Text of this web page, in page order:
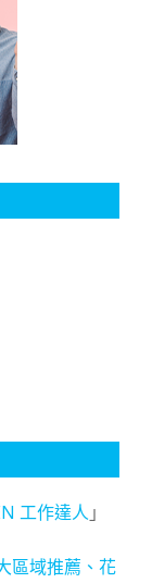
工作達人 」
區域推薦、花